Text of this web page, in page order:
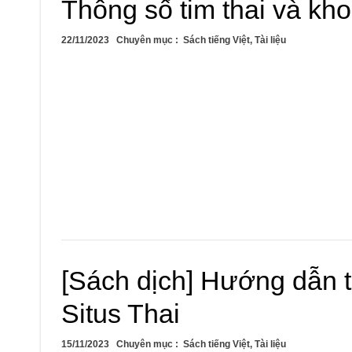
Thông số tim thai và
22/11/2023 Chuyên mục : Sách tiếng Việt, Tài liệu
[Sách dịch] Hướng dẫn
Situs Thai
15/11/2023 Chuyên mục : Sách tiếng Việt, Tài liệu